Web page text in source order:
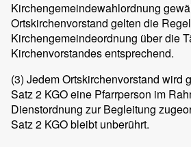
Kirchengemeindewahlordnung
Ortskirchenvorstand gelten die
Kirchengemeindeordnung über die
Kirchenvorstandes entsprechend.
(3) Jedem Ortskirchenvorstand wird
Satz 2 KGO eine Pfarrperson im
Dienstordnung zur Begleitung
Satz 2 KGO bleibt unberührt.